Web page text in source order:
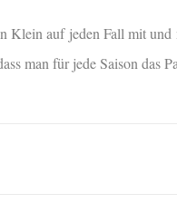
Klein auf jeden Fall mit
man für jede Saison das